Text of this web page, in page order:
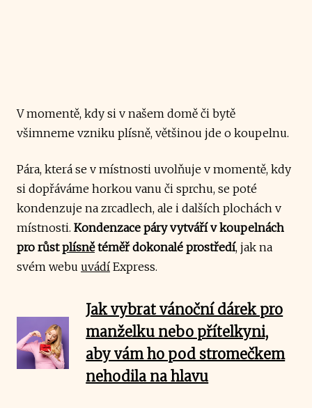
V momentě, kdy si v našem domě či bytě
všimneme vzniku plísně, většinou jde o koupelnu.
Pára, která se v místnosti uvolňuje v momentě, kdy
si dopřáváme horkou vanu či sprchu, se poté
kondenzuje na zrcadlech, ale i dalších plochách v
místnosti. Kondenzace páry vytváří v koupelnách
pro růstplísnětéměř dokonalé prostředí, jak na
svém webu uvádí Express.
Jak vybrat vánoční dárek pro
manželku nebo přítelkyni,
aby vám ho pod stromečkem
nehodila na hlavu